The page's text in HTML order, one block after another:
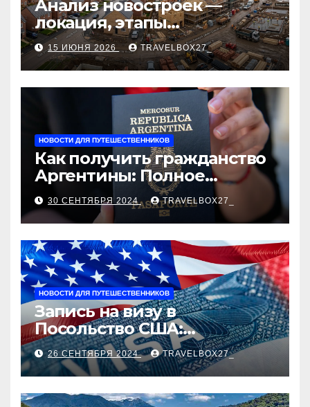
Анализ новостроек —
локация, этапы
строительства, проверка
застройщика, сценарии
оформления сделки и
рыночные ориентиры
15 ИЮНЯ 2026 TRAVELBOX27_
НОВОСТИ ДЛЯ ПУТЕШЕСТВЕННИКОВ
Как получить гражданство
Аргентины: Полное
руководство
30 СЕНТЯБРЯ 2024 TRAVELBOX27_
НОВОСТИ ДЛЯ ПУТЕШЕСТВЕННИКОВ
Запись на визу в
Посольство США:
Пошаговое руководство
26 СЕНТЯБРЯ 2024 TRAVELBOX27_